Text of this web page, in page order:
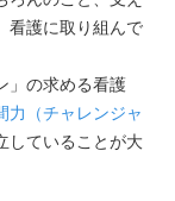
看護に取り組んで
」の求める看護
力（チャレンジャ
していることが大